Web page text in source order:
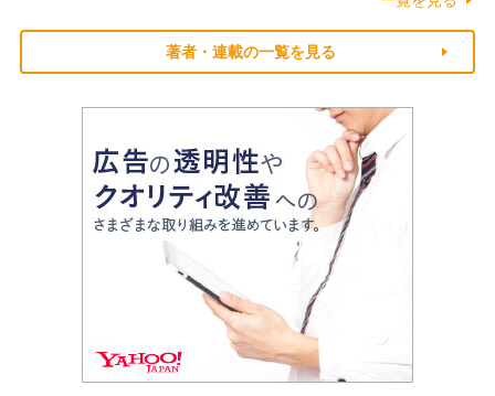
著者・連載の一覧を見る